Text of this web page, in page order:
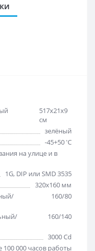
517х21х9
см
зелёный
-45+50 'C
на улице и в
1G, DIP или SMD 3535
320х160 мм
160/80
160/140
3000 Cd
100 000 часов работы